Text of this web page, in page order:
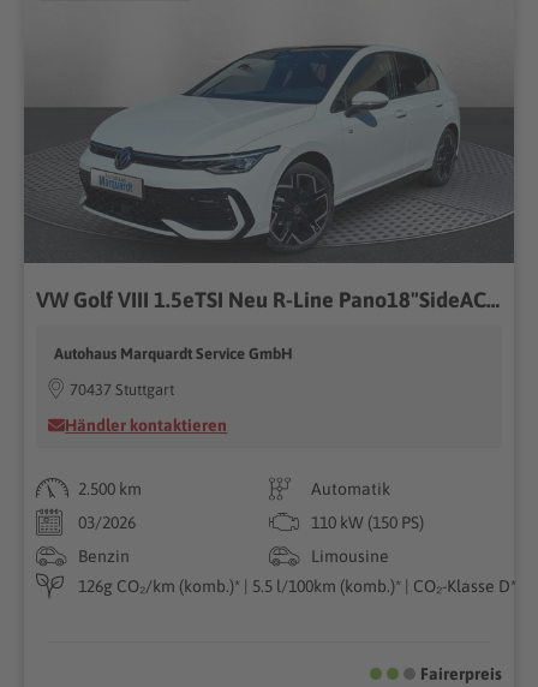
VW Golf VIII 1.5eTSI Neu R-Line Pano18"SideACC AHK
Autohaus Marquardt Service GmbH
70437 Stuttgart
Händler kontaktieren
2.500 km
Automatik
03/2026
110 kW (150 PS)
Benzin
Limousine
126g CO₂/km (komb.)* | 5.5 l/100km (komb.)* | CO₂-Klasse D*
Fairerpreis